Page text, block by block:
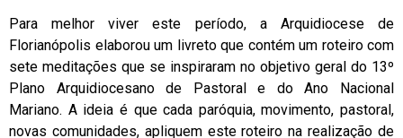
Para melhor viver este período, a Arquidiocese de
Florianópolis elaborou um livreto que contém um roteiro com
sete meditações que se inspiraram no objetivo geral do 13º
Plano Arquidiocesano de Pastoral e do Ano Nacional
Mariano. A ideia é que cada paróquia, movimento, pastoral,
novas comunidades, apliquem este roteiro na realização de